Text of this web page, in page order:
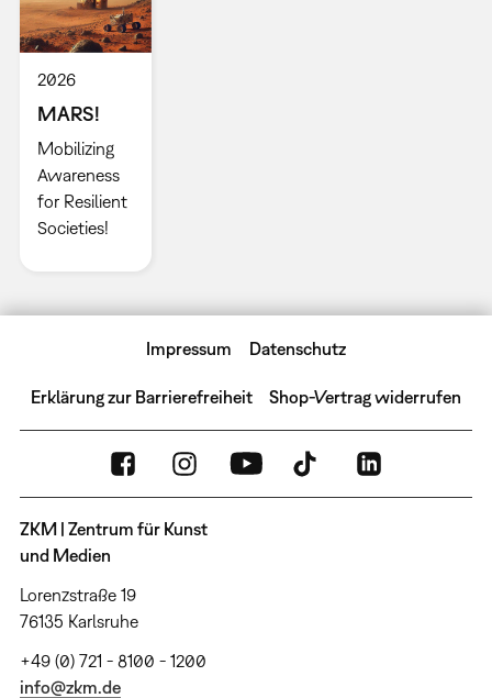
2026
MARS!
Mobilizing
Awareness
for Resilient
Societies!
Impressum Datenschutz
Erklärung zur Barrierefreiheit Shop-Vertrag widerrufen
ZKM | Zentrum für Kunst
und Medien
Lorenzstraße 19
76135 Karlsruhe
+49 (0) 721 - 8100 - 1200
info@zkm.de